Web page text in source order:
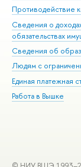
Противодействие
Сведения о
обязательствах
Сведения об
Людям с
Единая платежная
Работа в Вышке